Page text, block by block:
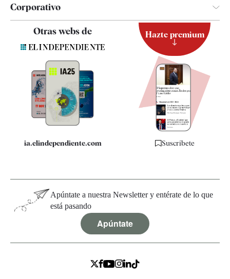
Corporativo
Contacto
Quiénes somos
Especificaciones
Otras webs de
ia.elindependiente.com
Hazte premium
Suscríbete
Apúntate a nuestra Newsletter y entérate de lo que
está pasando
Apúntate